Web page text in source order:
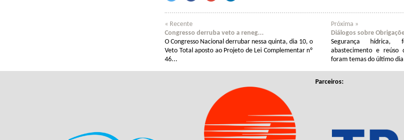
« Recente
Congresso derruba veto a reneg...
O Congresso Nacional derrubar nessa quinta, dia 10, o
Veto Total aposto ao Projeto de Lei Complementar nº
46...
Próxima »
Diálogos sobre
Segurança hídrica,
abastecimento e
foram temas do último
Parceiros: